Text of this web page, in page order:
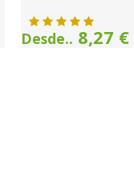
Desde.. 8,27 €